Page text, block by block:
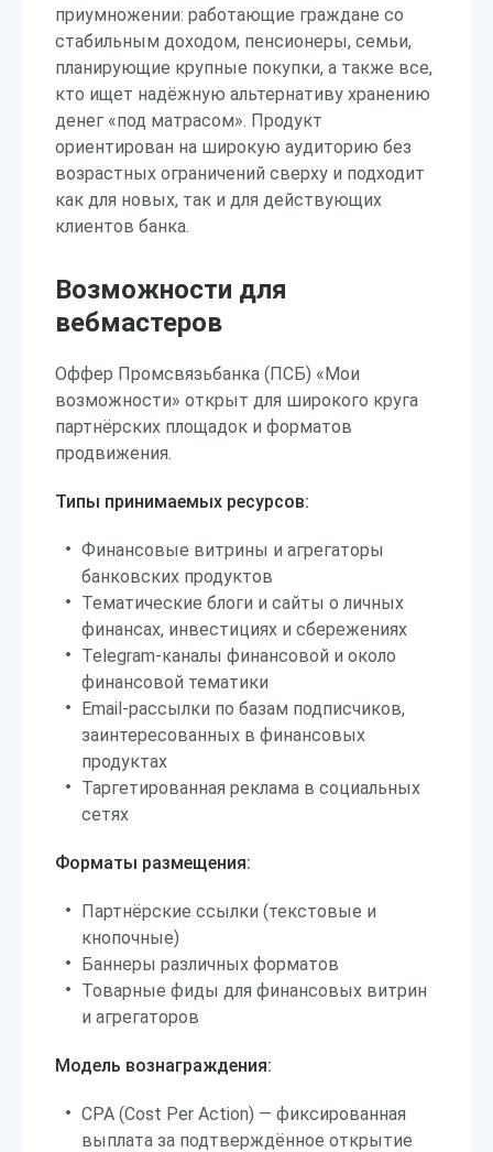
приумножении: работающие граждане со
стабильным доходом, пенсионеры, семьи,
планирующие крупные покупки, а также все,
кто ищет надёжную альтернативу хранению
денег «под матрасом». Продукт
ориентирован на широкую аудиторию без
возрастных ограничений сверху и подходит
как для новых, так и для действующих
клиентов банка.
Возможности для
вебмастеров
Оффер Промсвязьбанка (ПСБ) «Мои
возможности» открыт для широкого круга
партнёрских площадок и форматов
продвижения.
Типы принимаемых ресурсов:
Финансовые витрины и агрегаторы
банковских продуктов
Тематические блоги и сайты о личных
финансах, инвестициях и сбережениях
Telegram-каналы финансовой и около
финансовой тематики
Email-рассылки по базам подписчиков,
заинтересованных в финансовых
продуктах
Таргетированная реклама в социальных
сетях
Форматы размещения:
Партнёрские ссылки (текстовые и
кнопочные)
Баннеры различных форматов
Товарные фиды для финансовых витрин
и агрегаторов
Модель вознаграждения:
CPA (Cost Per Action) — фиксированная
выплата за подтверждённое открытие